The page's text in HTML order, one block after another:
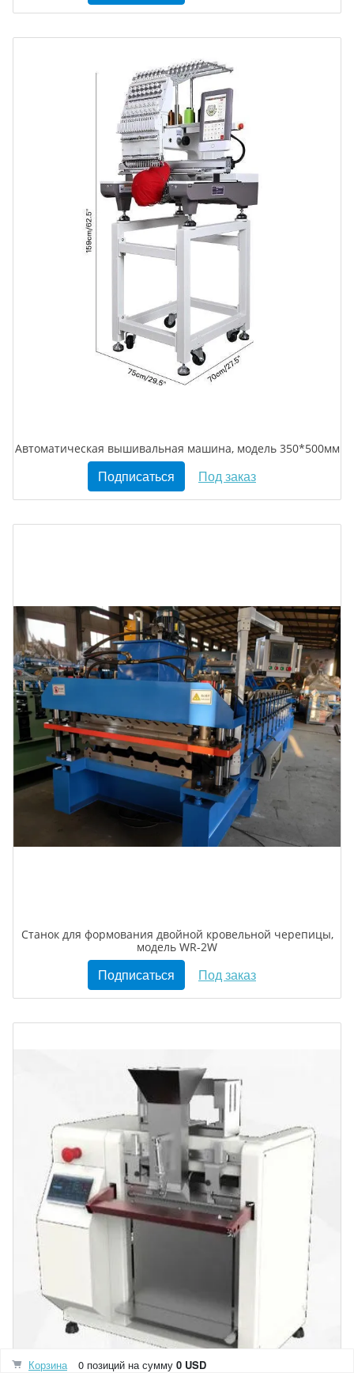
Автоматическая вышивальная машина, модель 350*500мм
Подписаться Под заказ
Станок для формования двойной кровельной черепицы,
модель WR-2W
Подписаться Под заказ
Корзина 0 позиций на сумму 0 USD